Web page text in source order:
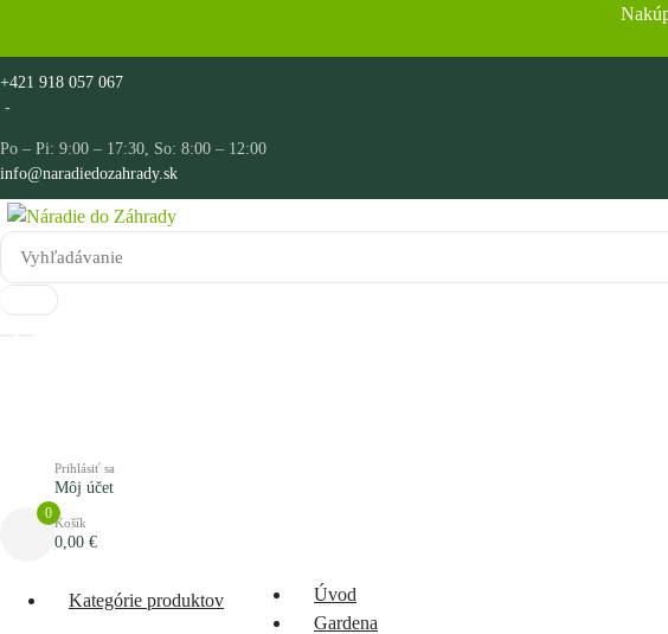
+421 918 057 067
-
Po – Pi: 9:00 – 17:30, So: 8:00 – 12:00
info@naradiedozahrady.sk
Prihlásiť sa
Môj účet
0
Košík
0,00 €
Kategórie produktov
Úvod
Gardena